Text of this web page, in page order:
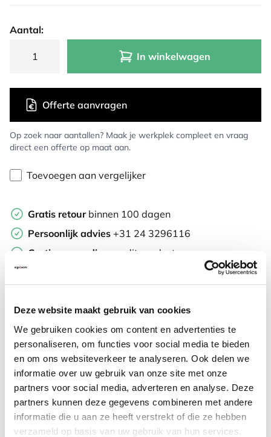
Deze website maakt gebruik van cookies
We gebruiken cookies om content en advertenties te
personaliseren, om functies voor social media te bieden
en om ons websiteverkeer te analyseren. Ook delen we
informatie over uw gebruik van onze site met onze
partners voor social media, adverteren en analyse. Deze
partners kunnen deze gegevens combineren met andere
informatie die u aan ze heeft verstrekt of die ze hebben
verzameld op basis van uw gebruik van hun services.
Aantal:
In winkelwagen
Op zoek naar aantallen? Maak je werkplek compleet en vraag
direct een offerte op maat aan.
Offerte aanvragen
Toevoegen aan vergelijker
Gratis retourbinnen 100 dagen
Persoonlijk advies +31 24 3296116
Gratis verzending
op dit product
Meer informatie
Veelgestelde vragen
Vaak samen gekocht met